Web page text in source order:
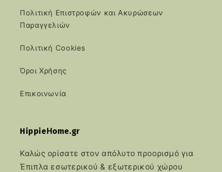
Πολιτική Επιστροφών και Ακυρώσεων
Παραγγελιών
Πολιτική Cookies
Όροι Χρήσης
Επικοινωνία
HippieΗome.gr
Καλώς ορίσατε στον απόλυτο προορισμό για
Έπιπλα εσωτερικού & εξωτερικού χώρου